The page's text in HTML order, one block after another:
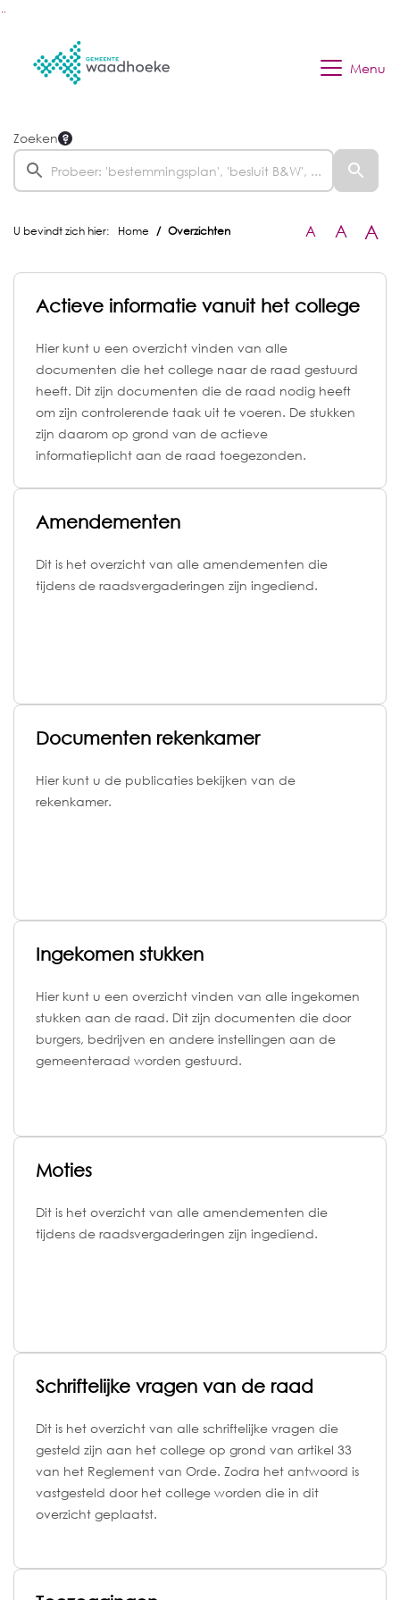
Menu
Zoeken
U bevindt zich hier: Home Overzichten A A A
Actieve informatie vanuit het college
Hier kunt u een overzicht vinden van alle
documenten die het college naar de raad gestuurd
heeft. Dit zijn documenten die de raad nodig heeft
om zijn controlerende taak uit te voeren. De stukken
zijn daarom op grond van de actieve
informatieplicht aan de raad toegezonden.
Amendementen
Dit is het overzicht van alle amendementen die
tijdens de raadsvergaderingen zijn ingediend.
Documenten rekenkamer
Hier kunt u de publicaties bekijken van de
rekenkamer.
Ingekomen stukken
Hier kunt u een overzicht vinden van alle ingekomen
stukken aan de raad. Dit zijn documenten die door
burgers, bedrijven en andere instellingen aan de
gemeenteraad worden gestuurd.
Moties
Dit is het overzicht van alle amendementen die
tijdens de raadsvergaderingen zijn ingediend.
Schriftelijke vragen van de raad
Dit is het overzicht van alle schriftelijke vragen die
gesteld zijn aan het college op grond van artikel 33
van het Reglement van Orde. Zodra het antwoord is
vastgesteld door het college worden die in dit
overzicht geplaatst.